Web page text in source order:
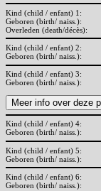
Kind (child / enfant) 1:
Geboren (birth/ naiss.):
Overleden (death/décès):
Kind (child / enfant) 2:
Geboren (birth/ naiss.):
Kind (child / enfant) 3:
Geboren (birth/ naiss.):
Kind (child / enfant) 4:
Geboren (birth/ naiss.):
Kind (child / enfant) 5:
Geboren (birth/ naiss.):
Kind (child / enfant) 6:
Geboren (birth/ naiss.):